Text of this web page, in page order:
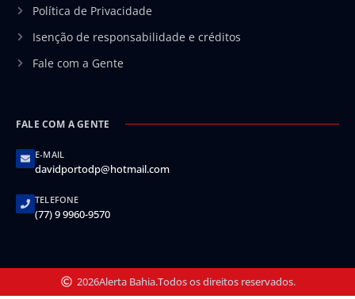
Política de Privacidade
Isenção de responsabilidade e créditos
Fale com a Gente
FALE COM A GENTE
E-MAIL
davidportodp@hotmail.com
TELEFONE
(77) 9 9960-9570
2026Alerta Bahia.Todos os direitos reservados.